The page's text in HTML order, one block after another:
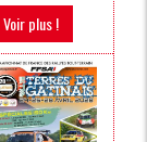
Voir plus !